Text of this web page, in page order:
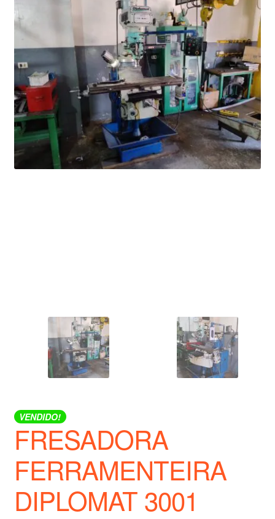
VENDIDO!
FRESADORA
FERRAMENTEIRA
DIPLOMAT 3001